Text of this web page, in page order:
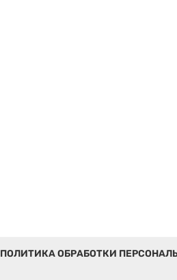
ПОЛИТИКА ОБРАБОТКИ